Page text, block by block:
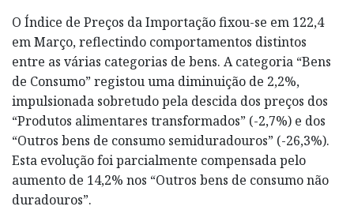
O Índice de Preços da Importação fixou-se em 122,4
em Março, reflectindo comportamentos distintos
entre as várias categorias de bens. A categoria “Bens
de Consumo” registou uma diminuição de 2,2%,
impulsionada sobretudo pela descida dos preços dos
“Produtos alimentares transformados” (-2,7%) e dos
“Outros bens de consumo semiduradouros” (-26,3%).
Esta evolução foi parcialmente compensada pelo
aumento de 14,2% nos “Outros bens de consumo não
duradouros”.